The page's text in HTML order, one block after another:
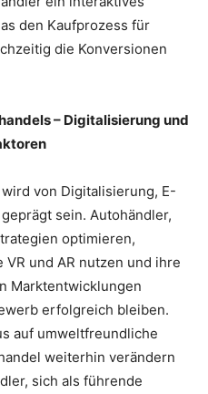
den Kaufprozess für
die Konversionen
– Digitalisierung und
von Digitalisierung, E-
sein. Autohändler,
optimieren,
und AR nutzen und ihre
Marktentwicklungen
erfolgreich bleiben.
auf umweltfreundliche
weiterhin verändern
sich als führende